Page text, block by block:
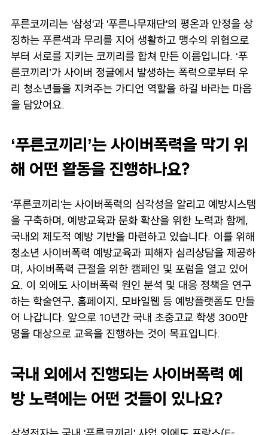
푸른코끼리는 '삼성'과 '푸른나무재단'의 평온과 안정을 상
징하는 푸른색과 무리를 지어 생활하고 맹수의 위협으로
부터 서로를 지키는 코끼리를 합쳐 만든 이름입니다. ‘푸
른코끼리’가 사이버 정글에서 발생하는 폭력으로부터 우
리 청소년들을 지켜주는 가디언 역할을 하길 바라는 마음
을 담았어요.
‘푸른코끼리’는 사이버폭력을 막기 위
해 어떤 활동을 진행하나요?
'푸른코끼리'는 사이버폭력의 심각성을 알리고 예방시스템
을 구축하며, 예방교육과 문화 확산을 위한 노력과 함께,
국내외 제도적 예방 기반을 마련하고 있습니다. 이를 위해
청소년 사이버폭력 예방교육과 피해자 심리상담을 제공하
며, 사이버폭력 근절을 위한 캠페인 및 포럼을 열고 있어
요. 이 외에도 사이버폭력 원인 분석 및 대응 정책을 연구
하는 학술연구, 홈페이지, 모바일웹 등 예방플랫폼도 만들
어 나갑니다. 앞으로 10년간 국내 초중고교 학생 300만
명을 대상으로 교육을 진행하는 것이 목표입니다.
국내 외에서 진행되는 사이버폭력 예
방 노력에는 어떤 것들이 있나요?